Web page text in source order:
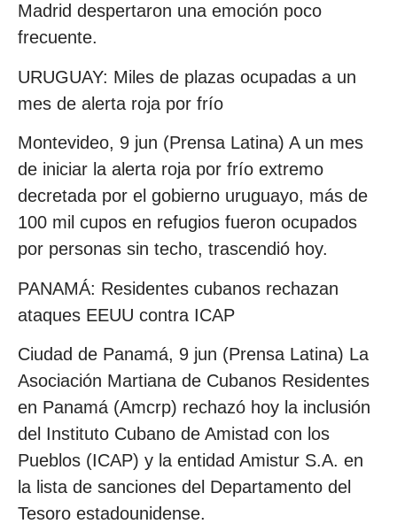
Madrid despertaron una emoción poco
frecuente.
URUGUAY: Miles de plazas ocupadas a un
mes de alerta roja por frío
Montevideo, 9 jun (Prensa Latina) A un mes
de iniciar la alerta roja por frío extremo
decretada por el gobierno uruguayo, más de
100 mil cupos en refugios fueron ocupados
por personas sin techo, trascendió hoy.
PANAMÁ: Residentes cubanos rechazan
ataques EEUU contra ICAP
Ciudad de Panamá, 9 jun (Prensa Latina) La
Asociación Martiana de Cubanos Residentes
en Panamá (Amcrp) rechazó hoy la inclusión
del Instituto Cubano de Amistad con los
Pueblos (ICAP) y la entidad Amistur S.A. en
la lista de sanciones del Departamento del
Tesoro estadounidense.